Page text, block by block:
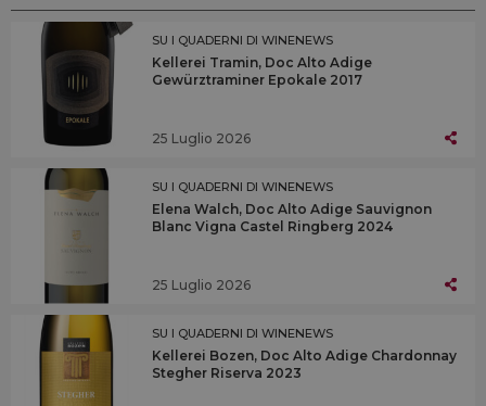
SU I QUADERNI DI WINENEWS
Kellerei Tramin, Doc Alto Adige
Gewürztraminer Epokale 2017
25 Luglio 2026
SU I QUADERNI DI WINENEWS
Elena Walch, Doc Alto Adige Sauvignon
Blanc Vigna Castel Ringberg 2024
25 Luglio 2026
SU I QUADERNI DI WINENEWS
Kellerei Bozen, Doc Alto Adige Chardonnay
Stegher Riserva 2023